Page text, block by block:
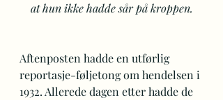
at hun ikke hadde sår på kroppen.
Aftenposten hadde en utførlig
reportasje-føljetong om hendelsen i
1932. Allerede dagen etter hadde de